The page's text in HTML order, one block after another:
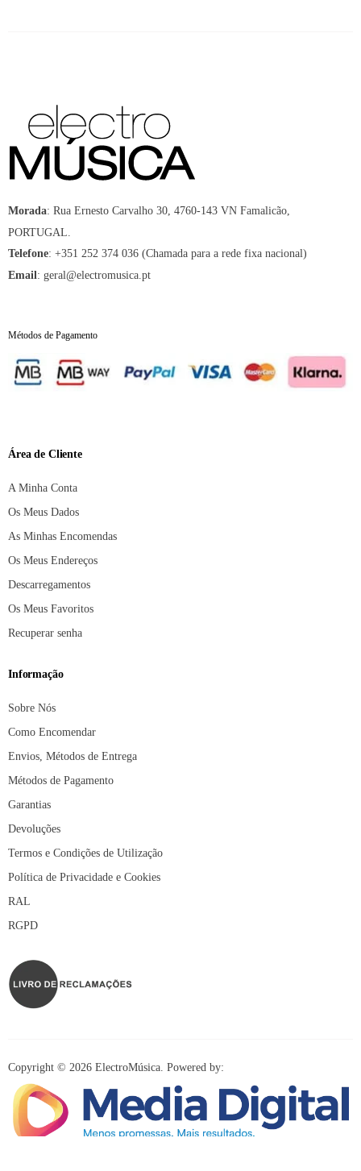
Morada: Rua Ernesto Carvalho 30, 4760-143 VN Famalicão,
PORTUGAL.
Telefone: +351 252 374 036 (Chamada para a rede fixa nacional)
Email : geral@electromusica.pt
Métodos de Pagamento
Área de Cliente
A Minha Conta
Os Meus Dados
As Minhas Encomendas
Os Meus Endereços
Descarregamentos
Os Meus Favoritos
Recuperar senha
Informação
Sobre Nós
Como Encomendar
Envios, Métodos de Entrega
Métodos de Pagamento
Garantias
Devoluções
Termos e Condições de Utilização
Política de Privacidade e Cookies
RAL
RGPD
Copyright © 2026 ElectroMúsica. Powered by: